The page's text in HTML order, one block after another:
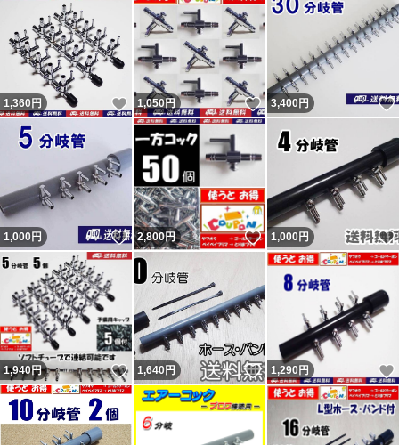
1,360 円 いいね！
1,050円 いいね！
3,400円
1,000円 いいね！
2,800円 いいね！
1,000円
1,940円 いいね！
1,640円 いいね！
1,290 円